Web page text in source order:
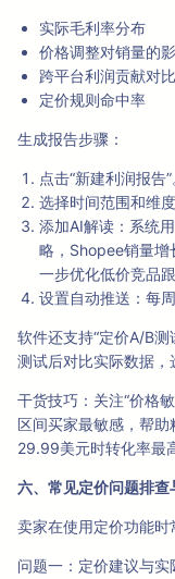
实际毛利率分布
价格调整对销量的
跨平台利润贡献对比
定价规则命中率
生成报告步骤：
点击“新建利润报告”
选择时间范围和维
添加AI解读：系统
略，Shopee销量增
一步优化低价竞品跟
设置自动推送：每
软件还支持“定价A/B
测试后对比实际数据，
干货技巧：关注“价格
区间买家最敏感，帮
29.99美元时转化率最
六、常见定价问题排查
卖家在使用定价功能时
问题一：定价建议与